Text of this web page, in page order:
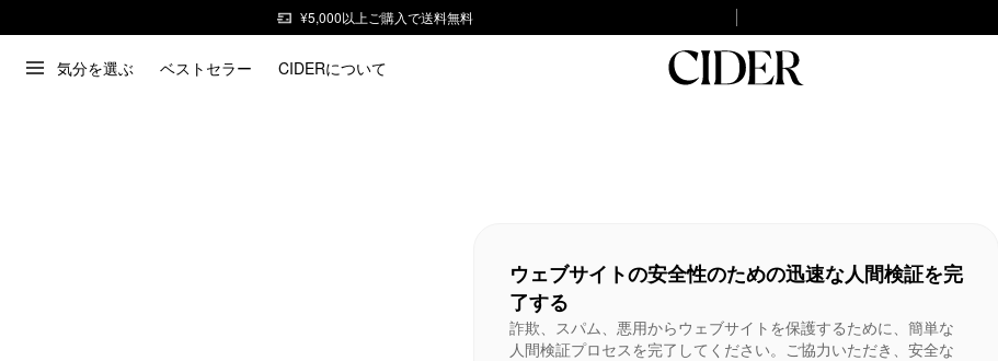
¥5,000以上ご購入で送料無料
気分を選ぶ ベストセラー CIDERについて
ウェブサイトの安全性のための迅速な人間検証を完
了する
詐欺、スパム、悪用からウェブサイトを保護するために、簡単な
人間検証プロセスを完了してください。ご協力いただき、安全な